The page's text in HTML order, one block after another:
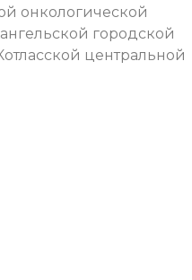
онкологической
городской
центральной